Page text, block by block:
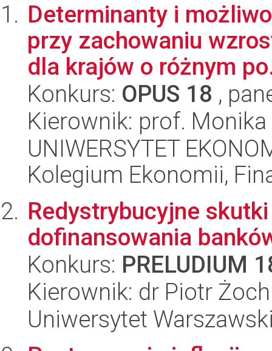
Determinanty i
przy zachowaniu
dla krajów o różnym
Konkurs: OPUS 18 ,
Kierownik: prof. Monika
UNIWERSYTET
Kolegium Ekonomii,
Redystrybucyjne
dofinansowania
Konkurs: PRELUDIUM
Kierownik: dr Piotr Żoch
Uniwersytet